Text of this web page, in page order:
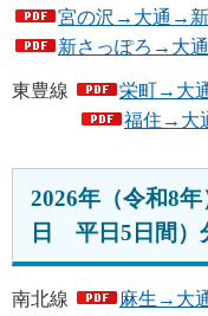
宮の沢→大通→新
新さっぽろ→大
東豊線
栄町→大
福住→大
2026年（令和8
日 平日5日間）
南北線
麻生→大